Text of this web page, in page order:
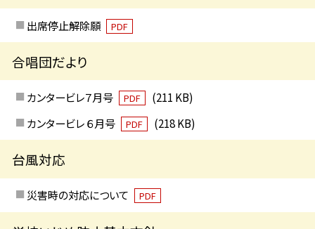
出席停止解除願 PDF
合唱団だより
カンタービレ７月号 PDF
(211 KB)
カンタービレ ６月号
PDF (218 KB)
台風対応
災害時の対応について PDF